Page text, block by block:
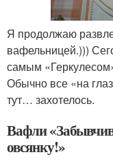
Я продолжаю
вафельницей.)))
самым
Обычно все «на
тут… захотелось.
Вафли
овсянку!»